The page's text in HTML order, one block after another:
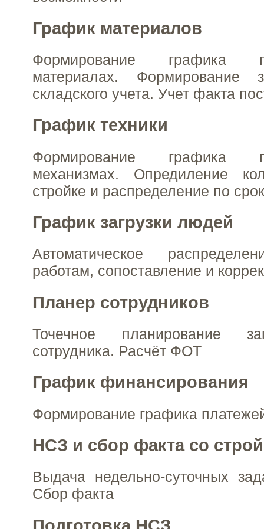
График материалов
Формирование графика
материалах. Формирование
складского учета. Учет факта
График техники
Формирование графика
механизмах. Опредиление
стройке и распределение по
График загрузки людей
Автоматическое
работам, сопоставление и
Планер сотрудников
Точечное планирование
сотрудника. Расчёт ФОТ
График финансирования
Формирование графика
НСЗ и сбор факта со
Выдача недельно-суточных
Сбор факта